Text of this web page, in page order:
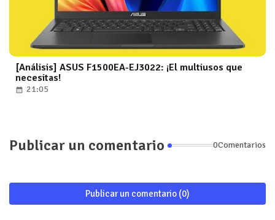
[Análisis] ASUS F1500EA-EJ3022: ¡El multiusos que
necesitas!
21:05
Publicar un comentario 0Comentarios
Publicar un comentario (0)